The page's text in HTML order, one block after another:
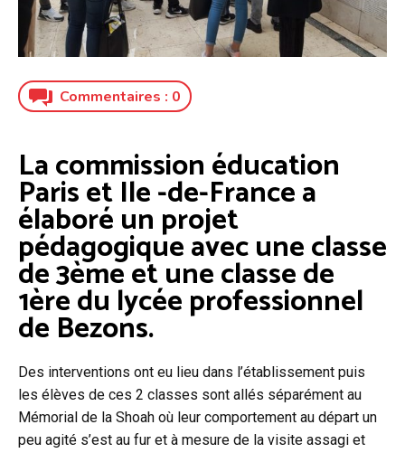
Commentaires : 0
La commission éducation
Paris et Ile -de-France a
élaboré un projet
pédagogique avec une classe
de 3ème et une classe de
1èredu lycée professionnel
de Bezons.
Des interventions ont eu lieu dans l’établissement puis
les élèves de ces 2 classes sont allés séparément au
Mémorial de la Shoah où leur comportement au départ un
peu agité s’est au fur et à mesure de la visite assagi et